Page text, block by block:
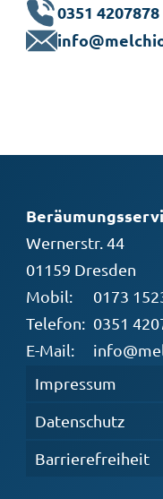
0351 4207878
Wernerstr. 44
01159 Dresden
Mobil:
0173
Telefon: 0351
E-Mail:
Impressum
Datenschutz
Barrierefreiheit